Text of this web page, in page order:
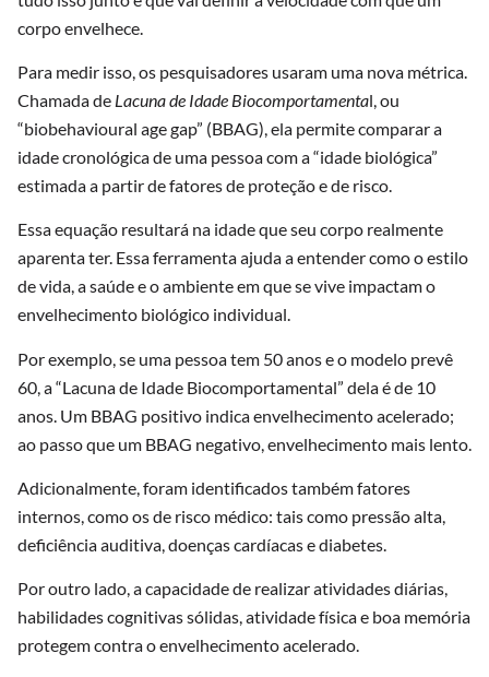
corpo envelhece.
Para medir isso, os pesquisadores usaram uma nova métrica.
Chamada de Lacuna de Idade Biocomportamental, ou
“biobehavioural age gap” (BBAG), ela permite comparar a
idade cronológica de uma pessoa com a “idade biológica”
estimada a partir de fatores de proteção e de risco.
Essa equação resultará na idade que seu corpo realmente
aparenta ter. Essa ferramenta ajuda a entender como o estilo
de vida, a saúde e o ambiente em que se vive impactam o
envelhecimento biológico individual.
Por exemplo, se uma pessoa tem 50 anos e o modelo prevê
60, a “Lacuna de Idade Biocomportamental” dela é de 10
anos. Um BBAG positivo indica envelhecimento acelerado;
ao passo que um BBAG negativo, envelhecimento mais lento.
Adicionalmente, foram identificados também fatores
internos, como os de risco médico: tais como pressão alta,
deficiência auditiva, doenças cardíacas e diabetes.
Por outro lado, a capacidade de realizar atividades diárias,
habilidades cognitivas sólidas, atividade física e boa memória
protegem contra o envelhecimento acelerado.